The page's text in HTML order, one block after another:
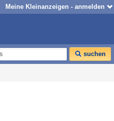
Meine Kleinanzeigen - anmelden
suchen